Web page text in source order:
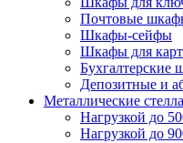
Почтовые
Шкафы-сейфы
Шкафы для
Бухгалтерские
Депозитные и
Металлические
Нагрузкой до
Нагрузкой до